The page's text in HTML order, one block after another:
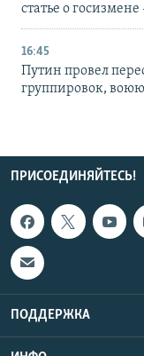
статье о
16:45
Путин провел
группировок,
ПРИСОЕДИНЯЙТЕСЬ!
ПОДДЕРЖКА